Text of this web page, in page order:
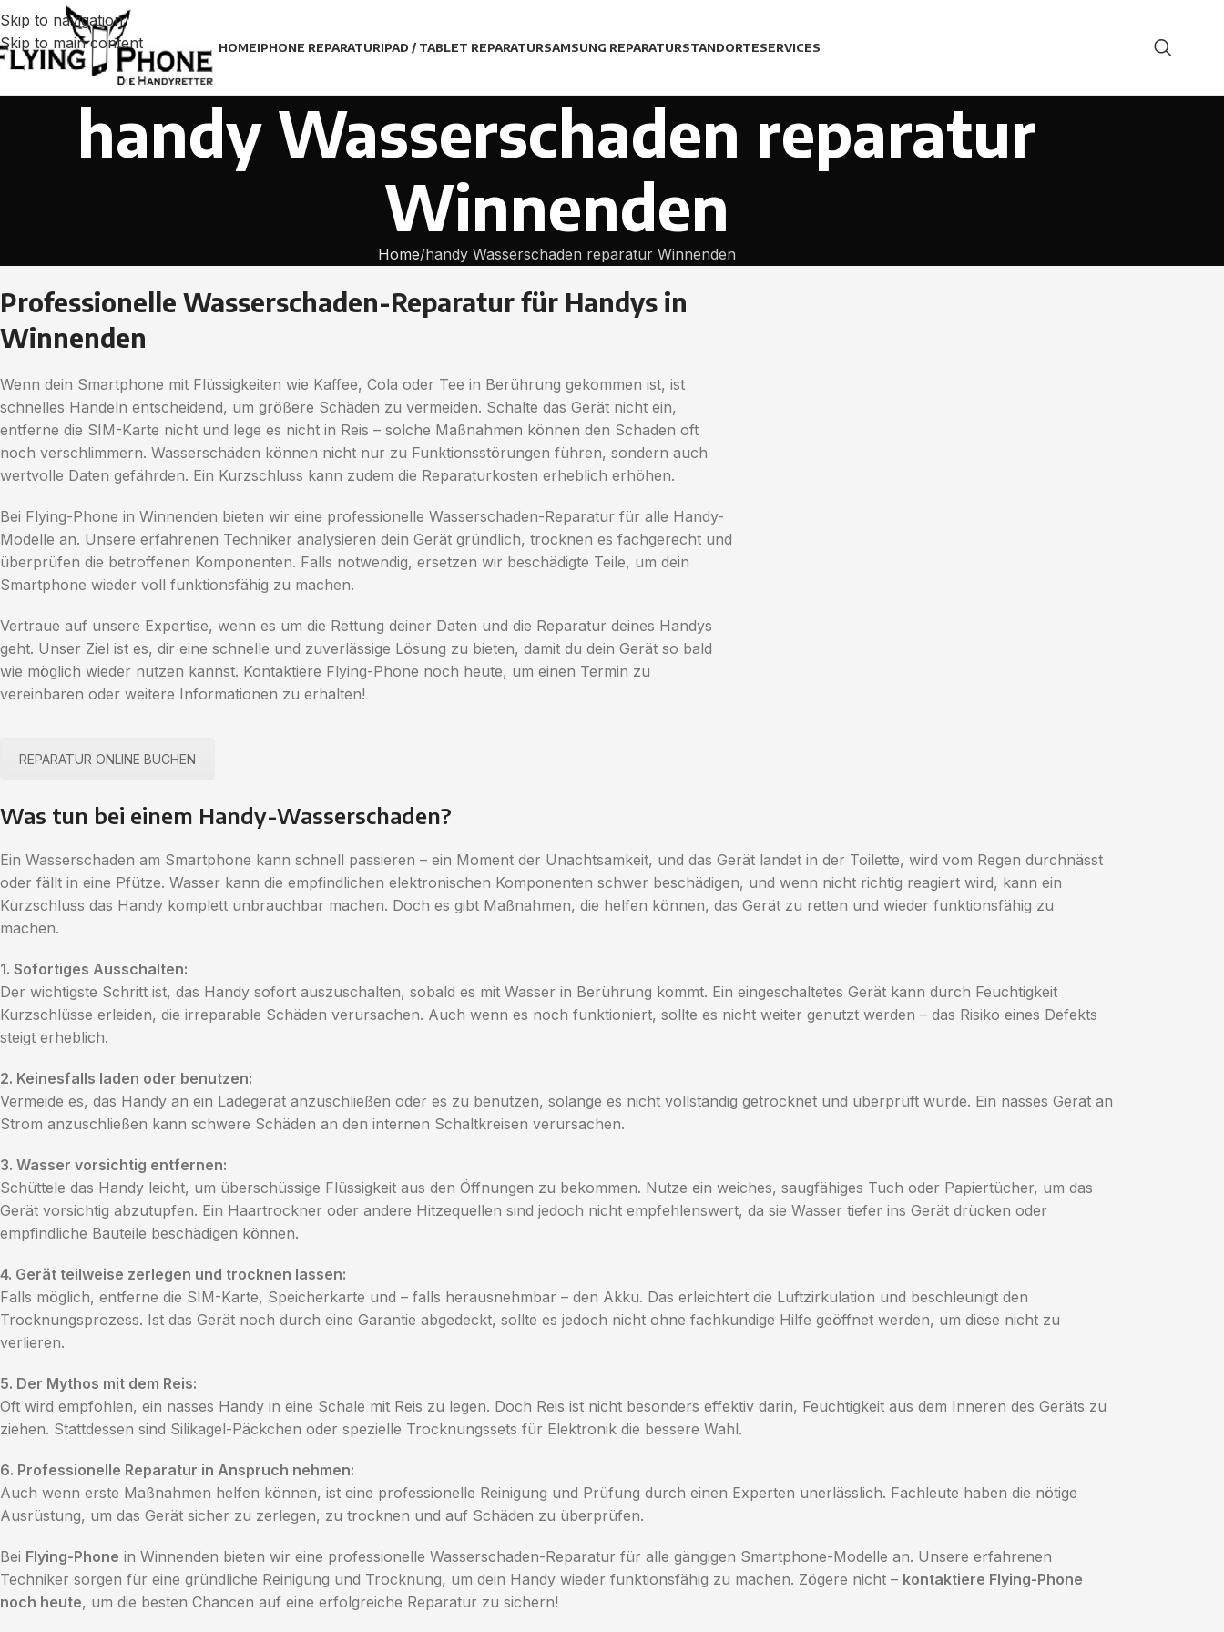
Skip to navigation
Skip to main content
HOMEIPHONE REPARATURIPAD / TABLET REPARATURSAMSUNG REPARATURSTANDORTESERVICES
handy Wasserschaden reparatur
Winnenden
Home handy Wasserschaden reparatur Winnenden
Professionelle Wasserschaden-Reparatur für Handys in
Winnenden
Wenn dein Smartphone mit Flüssigkeiten wie Kaffee, Cola oder Tee in Berührung gekommen ist, ist
schnelles Handeln entscheidend, um größere Schäden zu vermeiden. Schalte das Gerät nicht ein,
entferne die SIM-Karte nicht und lege es nicht in Reis – solche Maßnahmen können den Schaden oft
noch verschlimmern. Wasserschäden können nicht nur zu Funktionsstörungen führen, sondern auch
wertvolle Daten gefährden. Ein Kurzschluss kann zudem die Reparaturkosten erheblich erhöhen.
Bei Flying-Phone in Winnenden bieten wir eine professionelle Wasserschaden-Reparatur für alle Handy-
Modelle an. Unsere erfahrenen Techniker analysieren dein Gerät gründlich, trocknen es fachgerecht und
überprüfen die betroffenen Komponenten. Falls notwendig, ersetzen wir beschädigte Teile, um dein
Smartphone wieder voll funktionsfähig zu machen.
Vertraue auf unsere Expertise, wenn es um die Rettung deiner Daten und die Reparatur deines Handys
geht. Unser Ziel ist es, dir eine schnelle und zuverlässige Lösung zu bieten, damit du dein Gerät so bald
wie möglich wieder nutzen kannst. Kontaktiere Flying-Phone noch heute, um einen Termin zu
vereinbaren oder weitere Informationen zu erhalten!
REPARATUR ONLINE BUCHEN
Was tun bei einem Handy-Wasserschaden?
Ein Wasserschaden am Smartphone kann schnell passieren – ein Moment der Unachtsamkeit, und das Gerät landet in der Toilette, wird vom Regen durchnässt
oder fällt in eine Pfütze. Wasser kann die empfindlichen elektronischen Komponenten schwer beschädigen, und wenn nicht richtig reagiert wird, kann ein
Kurzschluss das Handy komplett unbrauchbar machen. Doch es gibt Maßnahmen, die helfen können, das Gerät zu retten und wieder funktionsfähig zu
machen.
1. Sofortiges Ausschalten:
Der wichtigste Schritt ist, das Handy sofort auszuschalten, sobald es mit Wasser in Berührung kommt. Ein eingeschaltetes Gerät kann durch Feuchtigkeit
Kurzschlüsse erleiden, die irreparable Schäden verursachen. Auch wenn es noch funktioniert, sollte es nicht weiter genutzt werden – das Risiko eines Defekts
steigt erheblich.
2. Keinesfalls laden oder benutzen:
Vermeide es, das Handy an ein Ladegerät anzuschließen oder es zu benutzen, solange es nicht vollständig getrocknet und überprüft wurde. Ein nasses Gerät an
Strom anzuschließen kann schwere Schäden an den internen Schaltkreisen verursachen.
3. Wasser vorsichtig entfernen:
Schüttele das Handy leicht, um überschüssige Flüssigkeit aus den Öffnungen zu bekommen. Nutze ein weiches, saugfähiges Tuch oder Papiertücher, um das
Gerät vorsichtig abzutupfen. Ein Haartrockner oder andere Hitzequellen sind jedoch nicht empfehlenswert, da sie Wasser tiefer ins Gerät drücken oder
empfindliche Bauteile beschädigen können.
4. Gerät teilweise zerlegen und trocknen lassen:
Falls möglich, entferne die SIM-Karte, Speicherkarte und – falls herausnehmbar – den Akku. Das erleichtert die Luftzirkulation und beschleunigt den
Trocknungsprozess. Ist das Gerät noch durch eine Garantie abgedeckt, sollte es jedoch nicht ohne fachkundige Hilfe geöffnet werden, um diese nicht zu
verlieren.
5. Der Mythos mit dem Reis:
Oft wird empfohlen, ein nasses Handy in eine Schale mit Reis zu legen. Doch Reis ist nicht besonders effektiv darin, Feuchtigkeit aus dem Inneren des Geräts zu
ziehen. Stattdessen sind Silikagel-Päckchen oder spezielle Trocknungssets für Elektronik die bessere Wahl.
6. Professionelle Reparatur in Anspruch nehmen:
Auch wenn erste Maßnahmen helfen können, ist eine professionelle Reinigung und Prüfung durch einen Experten unerlässlich. Fachleute haben die nötige
Ausrüstung, um das Gerät sicher zu zerlegen, zu trocknen und auf Schäden zu überprüfen.
Bei Flying-Phone in Winnenden bieten wir eine professionelle Wasserschaden-Reparatur für alle gängigen Smartphone-Modelle an. Unsere erfahrenen
Techniker sorgen für eine gründliche Reinigung und Trocknung, um dein Handy wieder funktionsfähig zu machen. Zögere nicht – kontaktiere Flying-Phone
noch heute, um die besten Chancen auf eine erfolgreiche Reparatur zu sichern!